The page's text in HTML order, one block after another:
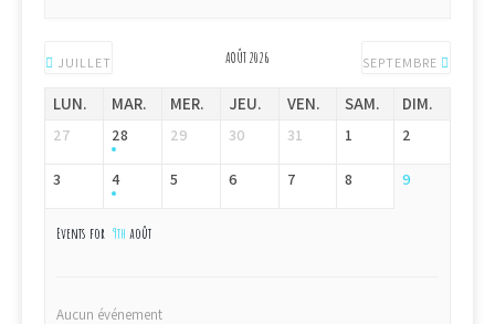
JUILLET AOÛT 2026 SEPTEMBRE
LUN. MAR. MER. JEU. VEN. SAM. DIM.
27 28 29 30 31 1 2
3 4 5 6 7 8 9
Events for 9th août
Aucun événement